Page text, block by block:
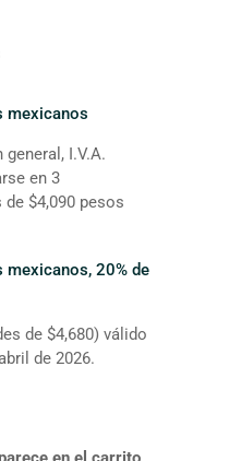
mexicanos
I.V.A.
en 3
$4,090 pesos
20% de
de $4,680) válido
de 2026.